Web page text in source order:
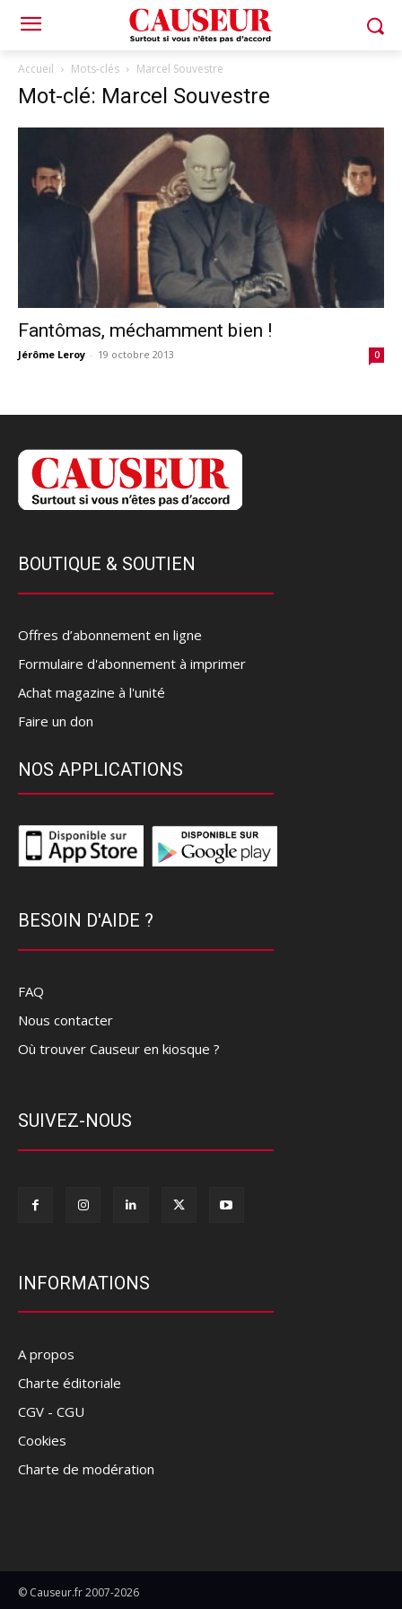
Accueil Mots-clés Marcel Souvestre
Mot-clé: Marcel Souvestre
Fantômas, méchamment bien !
Jérôme Leroy - 19 octobre 2013 0
BOUTIQUE & SOUTIEN
Offres d’abonnement en ligne
Formulaire d'abonnement à imprimer
Achat magazine à l'unité
Faire un don
NOS APPLICATIONS
BESOIN D'AIDE ?
FAQ
Nous contacter
Où trouver Causeur en kiosque ?
SUIVEZ-NOUS
INFORMATIONS
A propos
Charte éditoriale
CGV - CGU
Cookies
Charte de modération
© Causeur.fr 2007-2026